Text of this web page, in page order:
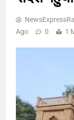
Ago
0 1